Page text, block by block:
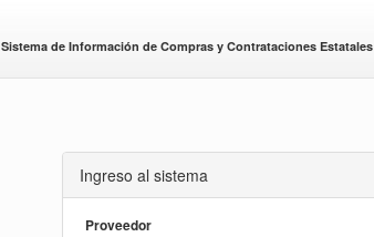
Sistema de Información de Compras y Contrataciones Estatales
Ingreso al sistema
Proveedor